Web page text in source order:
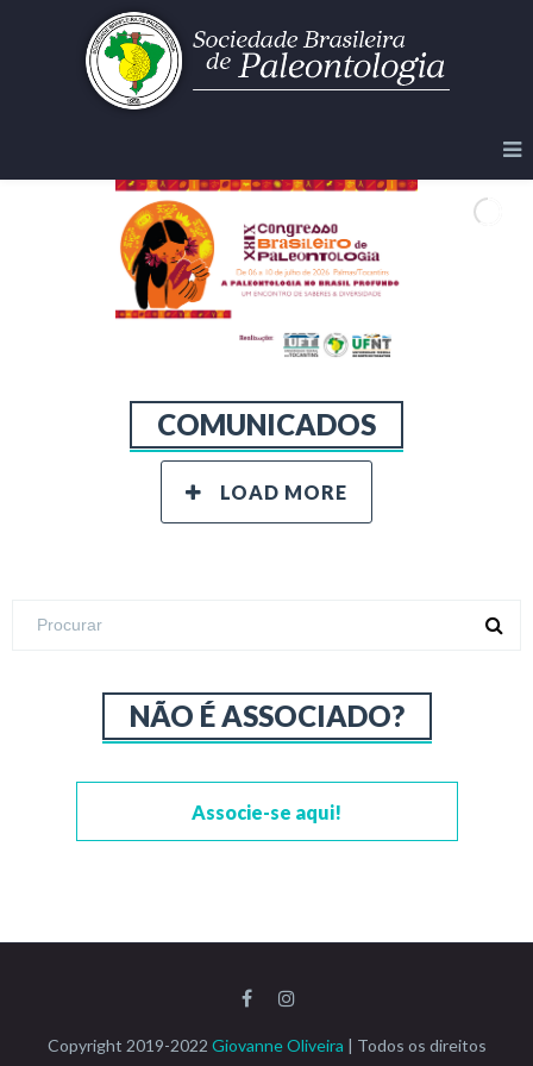
COMUNICADOS
LOAD MORE
NÃO É ASSOCIADO?
Associe-se aqui!
Copyright 2019-2022 Giovanne Oliveira | Todos os direitos